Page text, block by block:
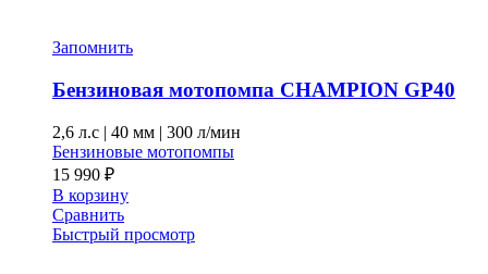
Запомнить
Бензиновая мотопомпа CHAMPION GP40
2,6 л.с | 40 мм | 300 л/мин
Бензиновые мотопомпы
15 990 ₽
В корзину
Сравнить
Быстрый просмотр